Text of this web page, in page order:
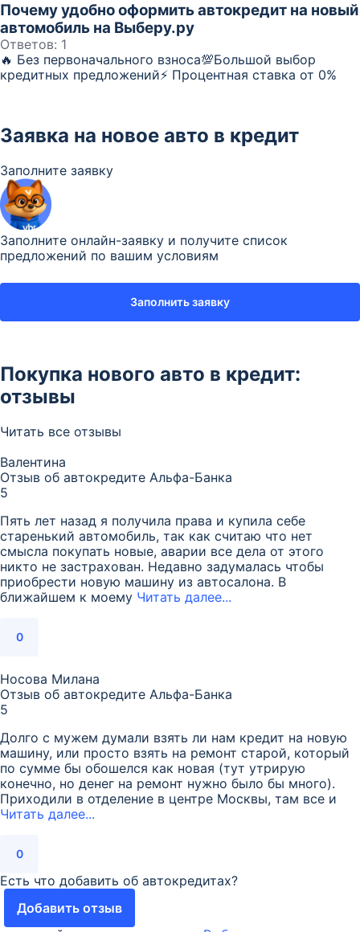
Почему удобно оформить автокредит на новый
автомобиль на Выберу.ру
Ответов: 1
🔥 Без первоначального взноса💯Большой выбор
кредитных предложений⚡️ Процентная ставка от 0%
Заявка на новое авто в кредит
Заполните заявку
Заполните онлайн-заявку и получите список
предложений по вашим условиям
Заполнить заявку
Покупка нового авто в кредит:
отзывы
Читать все отзывы
Валентина
Отзыв об автокредите Альфа-Банка
5
Пять лет назад я получила права и купила себе
старенький автомобиль, так как считаю что нет
смысла покупать новые, аварии все дела от этого
никто не застрахован. Недавно задумалась чтобы
приобрести новую машину из автосалона. В
ближайшем к моему Читать далее...
0
Носова Милана
Отзыв об автокредите Альфа-Банка
5
Долго с мужем думали взять ли нам кредит на новую
машину, или просто взять на ремонт старой, который
по сумме бы обошелся как новая (тут утрирую
конечно, но денег на ремонт нужно было бы много).
Приходили в отделение в центре Москвы, там все и
Читать далее...
0
Есть что добавить об автокредитах?
Добавить отзыв